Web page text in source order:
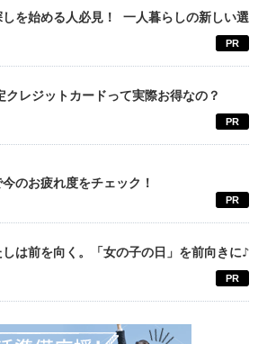
しを始める人必見！ 一人暮らしの新しい選
PR
クレジットカードって実際お得なの？
PR
のお疲れ度をチェック！
PR
は前を向く。「女の子の日」を前向きに♪
PR